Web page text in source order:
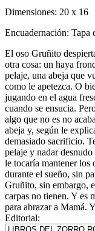
Dimensiones: 20 x 16
Encuadernación: Tapa
El oso Gruñito
otra cosa: un haya
pelaje, una abeja que
como le apetezca. O
jugando en el agua
cuando se ensucia.
algo que no es no
abeja y, según le
demasiado sacrificio.
pelaje y nadar
le tocaría mantener los
durante el sueño, sin
Gruñito, sin embargo,
carpas no tienen. Y es
para abrazar a Mamá.
Editorial: